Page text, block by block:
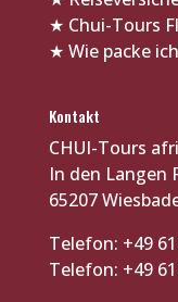
★ Chui-Tours
★ Wie packe
Kontakt
CHUI-Tours
In den Langen
65207
Telefon: +49
Telefon: +49